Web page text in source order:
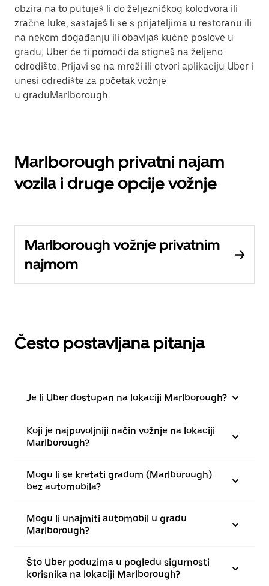
obzira na to putuješ li do željezničkog kolodvora ili
zračne luke, sastaješ li se s prijateljima u restoranu ili
na nekom događanju ili obavljaš kućne poslove u
gradu, Uber će ti pomoći da stigneš na željeno
odredište. Prijavi se na mreži ili otvori aplikaciju Uber i
unesi odredište za početak vožnje
u graduMarlborough.
Marlborough privatni najam
vozila i druge opcije vožnje
Marlborough vožnje privatnim
najmom
Često postavljana pitanja
Je li Uber dostupan na lokaciji Marlborough?
Koji je najpovoljniji način vožnje na lokaciji
Marlborough?
Mogu li se kretati gradom (Marlborough)
bez automobila?
Mogu li unajmiti automobil u gradu
Marlborough?
Što Uber poduzima u pogledu sigurnosti
korisnika na lokaciji Marlborough?